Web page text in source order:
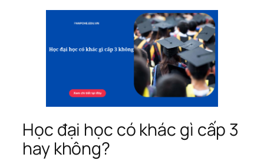
Học đại học có khác gì cấp 3
hay không?